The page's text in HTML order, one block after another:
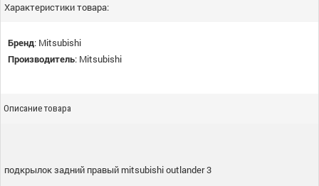
Характеристики товара:
Бренд: Mitsubishi
Производитель: Mitsubishi
Описание товара
подкрылок задний правый mitsubishi outlander 3